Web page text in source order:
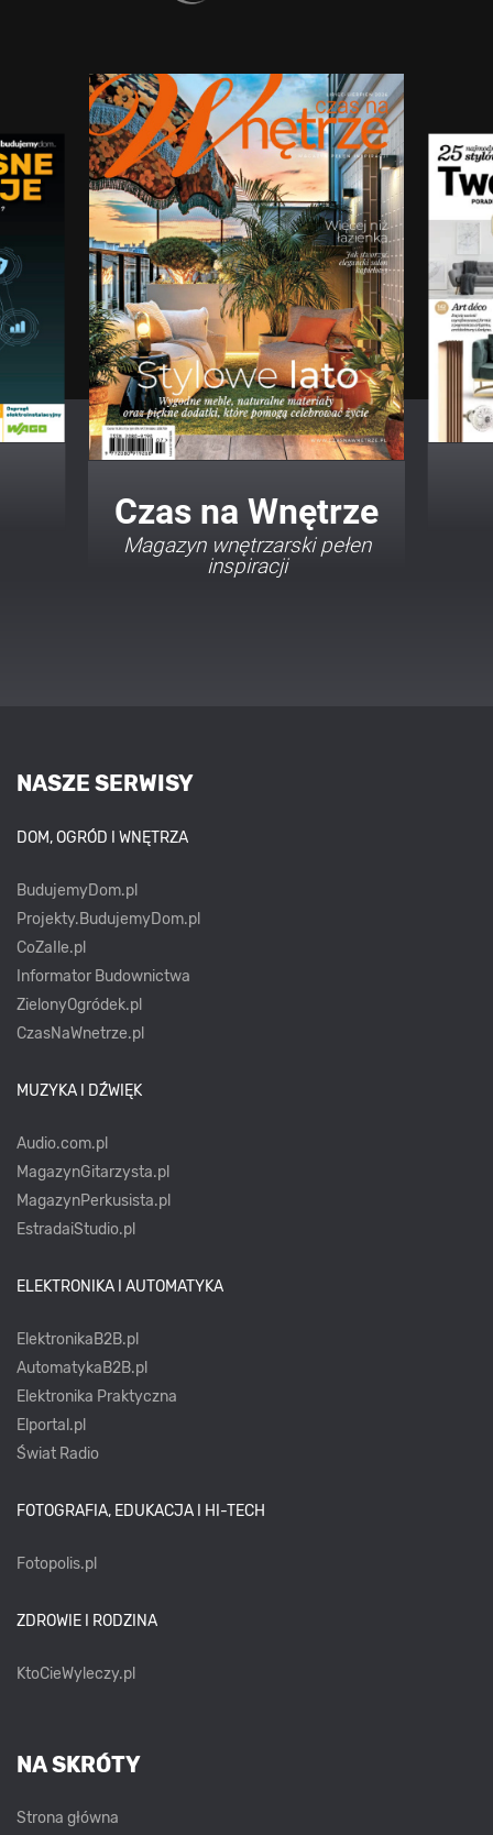
Twój Dom Twój Styl
Porady i inspiracje w
najmodniejszych stylach
NASZE SERWISY
DOM, OGRÓD I WNĘTRZA
BudujemyDom.pl
Projekty.BudujemyDom.pl
CoZaIle.pl
Informator Budownictwa
ZielonyOgródek.pl
CzasNaWnetrze.pl
MUZYKA I DŹWIĘK
Audio.com.pl
MagazynGitarzysta.pl
MagazynPerkusista.pl
EstradaiStudio.pl
ELEKTRONIKA I AUTOMATYKA
ElektronikaB2B.pl
AutomatykaB2B.pl
Elektronika Praktyczna
Elportal.pl
Świat Radio
FOTOGRAFIA, EDUKACJA I HI-TECH
Fotopolis.pl
ZDROWIE I RODZINA
KtoCieWyleczy.pl
NA SKRÓTY
Strona główna